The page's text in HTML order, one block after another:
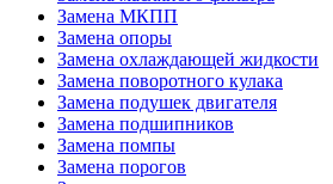
Замена МКПП
Замена опоры
Замена охлаждающей жидкости
Замена поворотного кулака
Замена подушек двигателя
Замена подшипников
Замена помпы
Замена порогов